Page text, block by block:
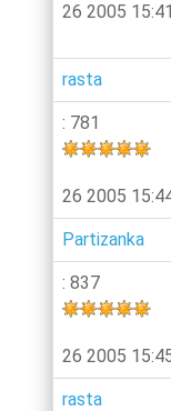
26 2005
rasta
: 781
26 2005
Partizanka
: 837
26 2005
rasta